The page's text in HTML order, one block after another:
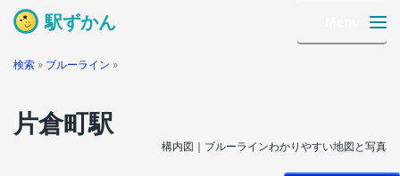
駅ずかん
検索 » ブルーライン »
片倉町駅
構内図｜ブルーラインわかりやすい地図と写真